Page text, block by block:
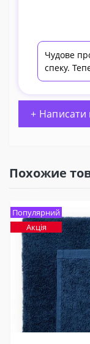
Чудове
спеку.
+ Написати
Похожие
Популярний
Акція